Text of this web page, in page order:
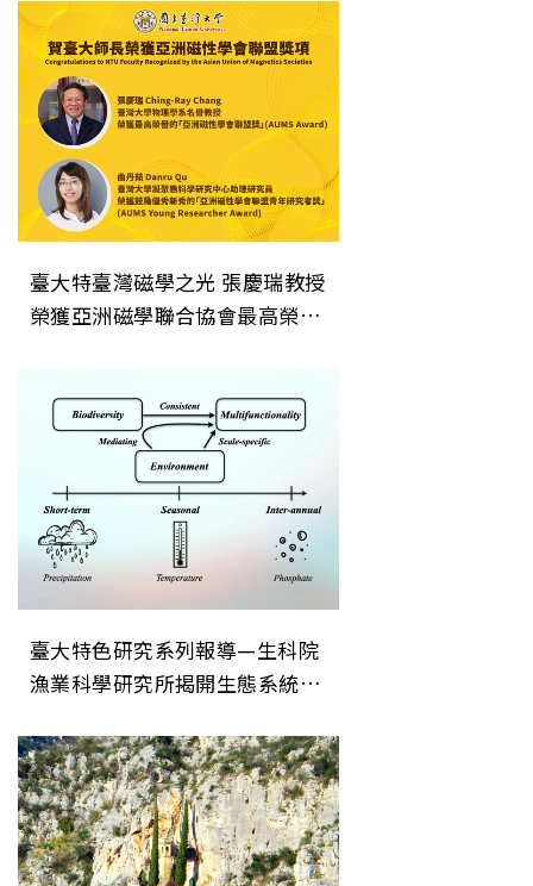
臺大特臺灣磁學之光 張慶瑞教授
榮獲亞洲磁學聯合協會最高榮譽
生態系統穩定性的關鍵機制
臺大特色研究系列報導—生科院
漁業科學研究所揭開生態系統穩